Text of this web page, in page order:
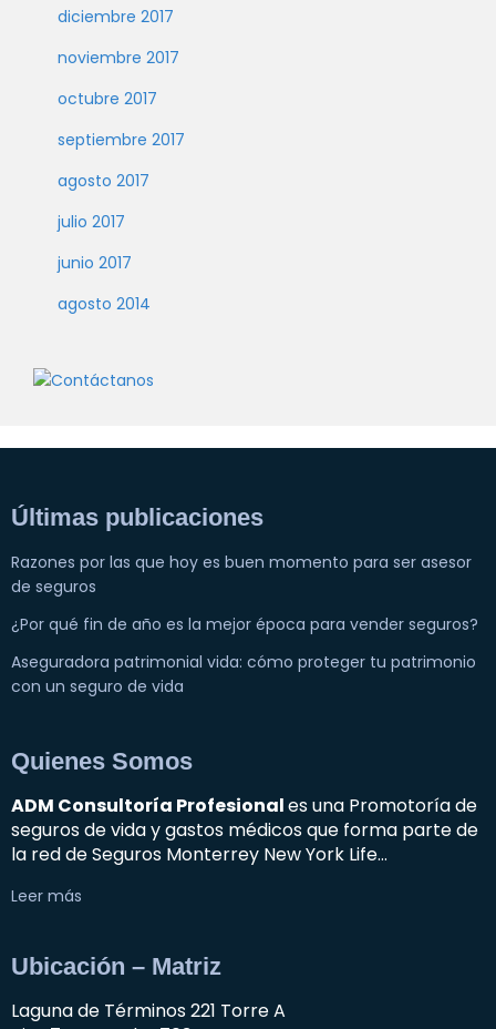
diciembre 2017
noviembre 2017
octubre 2017
septiembre 2017
agosto 2017
julio 2017
junio 2017
agosto 2014
Últimas publicaciones
Razones por las que hoy es buen momento para ser asesor
de seguros
¿Por qué fin de año es la mejor época para vender seguros?
Aseguradora patrimonial vida: cómo proteger tu patrimonio
con un seguro de vida
Quienes Somos
ADM Consultoría Profesionales una Promotoría de
seguros de vida y gastos médicos que forma parte de
la red de Seguros Monterrey New York Life…
Leer más
Ubicación – Matriz
Laguna de Términos 221 Torre A